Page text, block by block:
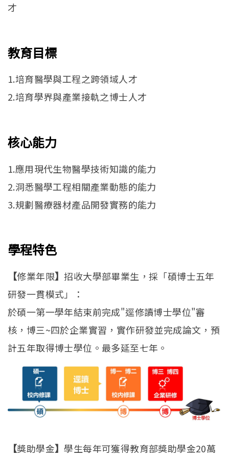
才
教育目標
1.培育醫學與工程之跨領域人才
2.培育學界與產業接軌之博士人才
核心能力
1.應用現代生物醫學技術知識的能力
2.洞悉醫學工程相關產業動態的能力
3.規劃醫療器材產品開發實務的能力
學程特色
【修業年限】招收大學部畢業生，採「碩博士五年
研發一貫模式」：
於碩一第一學年結束前完成"逕修讀博士學位"審
核，博三~四於企業實習，實作研發並完成論文，預
計五年取得博士學位。最多延至七年。
【獎助學金】學生每年可獲得教育部獎助學金20萬